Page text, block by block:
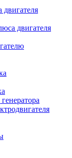
двигателя